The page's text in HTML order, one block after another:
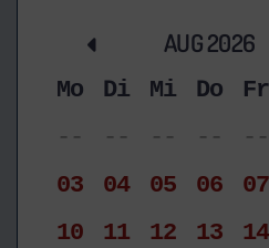
AUG 2026
Mo Di Mi Do Fr
--
-- -- -- --
03
04 05 06 07
10
11 12 13 14